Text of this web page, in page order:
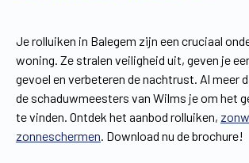
Extra
Jobs
Wilms World
NL
Je rolluiken in Balegem zijn een cruciaal
woning. Ze stralen veiligheid uit, geven je
gevoel en verbeteren de nachtrust. Al meer
de schaduwmeesters van Wilms je om het
te vinden. Ontdek het aanbod rolluiken,
zonneschermen. Download nu de brochure!